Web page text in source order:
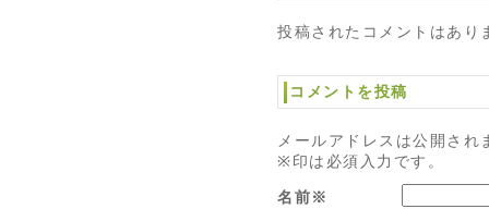
投稿されたコメントはあり
コメントを投稿
メールアドレスは公開され
※印は必須入力です。
名前※